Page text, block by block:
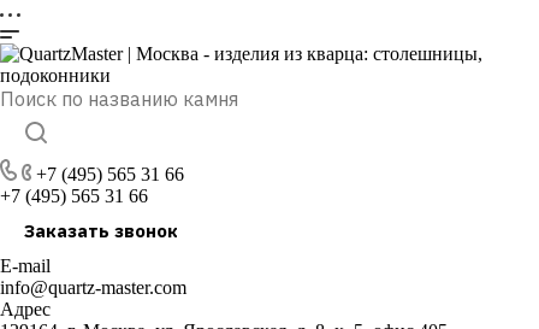
+7 (495) 565 31 66
+7 (495) 565 31 66
Заказать звонок
E-mail
info@quartz-master.com
Адрес